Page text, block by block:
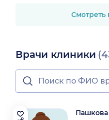
Смотреть
Врачи клиники